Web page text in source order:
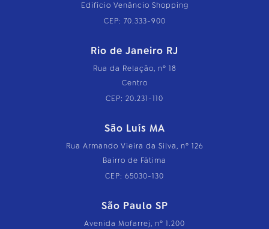
Edifício Venâncio Shopping
CEP: 70.333-900
Rio de Janeiro RJ
Rua da Relação, nº 18
Centro
CEP: 20.231-110
São Luís MA
Rua Armando Vieira da Silva, nº 126
Bairro de Fátima
CEP: 65030-130
São Paulo SP
Avenida Mofarrej, nº 1.200